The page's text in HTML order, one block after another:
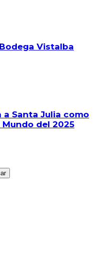
Vistalba
Santa Julia como
del 2025